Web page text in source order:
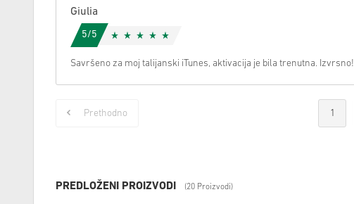
Giulia
5/5
Savršeno za moj talijanski iTunes, aktivacija je bila trenutna. Izvrsno!
Prethodno 1
PREDLOŽENI PROIZVODI (20 Proizvodi)